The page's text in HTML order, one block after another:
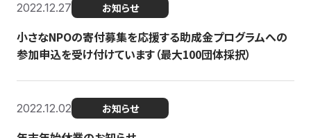
2022.12.27 お知らせ
小さなNPOの寄付募集を応援する助成金プログラムへの
参加申込を受け付けています（最大100団体採択）
2022.12.02 お知らせ